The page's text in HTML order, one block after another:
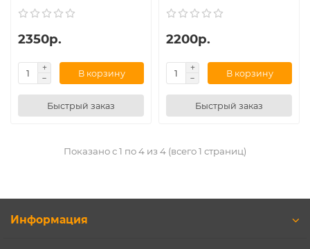
2350р.
В корзину
Быстрый заказ
2200р.
В корзину
Быстрый заказ
Показано с 1 по 4 из 4 (всего 1 страниц)
Информация